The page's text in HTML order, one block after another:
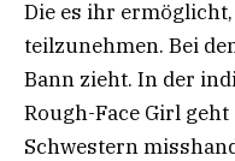
Die es ihr
teilzunehmen. Bei
Bann zieht. In der
Rough-Face Girl
Schwestern